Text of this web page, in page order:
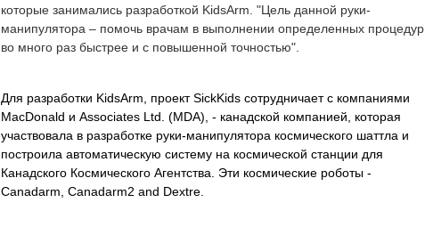
которые занимались разработкой KidsArm. "Цель данной руки-
манипулятора – помочь врачам в выполнении определенных процедур
во много раз быстрее и с повышенной точностью".
Для разработки KidsArm, проект SickKids сотрудничает с компаниями
MacDonald и Associates Ltd. (MDA), - канадской компанией, которая
участвовала в разработке руки-манипулятора космического шаттла и
построила автоматическую систему на космической станции для
Канадского Космического Агентства. Эти космические роботы -
Canadarm, Canadarm2 and Dextre.